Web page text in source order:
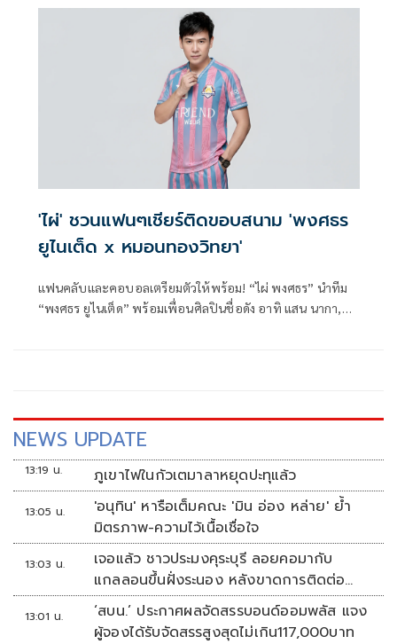
ประเทศชาติ จะตัดขาดสายสัมพันธ์ของพี่น้อง” ก่อเกิดเป็น
สงครามยุทธหัตถีระหว่างสองแผ่นดินที่ยิ่งใหญ่ที่สุดใน
'ไผ่' ชวนแฟนๆเชียร์ติดขอบสนาม 'พงศธร
ยูไนเต็ด x หมอนทองวิทยา'
แฟนคลับและคอบอลเตรียมตัวให้พร้อม! “ไผ่ พงศธร” นำทีม
“พงศธร ยูไนเต็ด” พร้อมเพื่อนศิลปินชื่อดัง อาทิ แสน นากา,
NEWS UPDATE
13:19 น. ภูเขาไฟในกัวเตมาลาหยุดปะทุแล้ว
13:05 น.
'อนุทิน' หารือเต็มคณะ 'มิน อ่อง หล่าย' ย้ำ
มิตรภาพ-ความไว้เนื้อเชื่อใจ
13:03 น.
เจอแล้ว ชาวประมงคุระบุรี ลอยคอมากับ
แกลลอนขึ้นฝั่งระนอง หลังขาดการติดต่อ
หลายวัน
13:01 น.
‘สบน.’ ประกาศผลจัดสรรบอนด์ออมพลัส แจง
ผู้จองได้รับจัดสรรสูงสุดไม่เกิน117,000บาท